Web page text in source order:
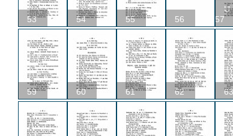
53 54 55 56
U
57
59 60 61 62 63